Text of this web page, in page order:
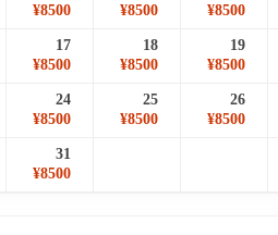
¥8500
¥8500
¥8500
17
¥8500
18
¥8500
19
¥8500
24
¥8500
25
¥8500
26
¥8500
31
¥8500